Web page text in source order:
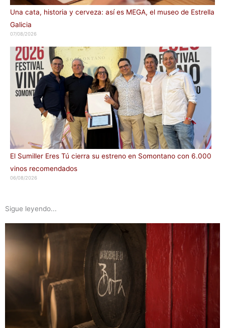
Una cata, historia y cerveza: así es MEGA, el museo de Estrella
Galicia
07/08/2026
El Sumiller Eres Tú cierra su estreno en Somontano con 6.000
vinos recomendados
06/08/2026
Sigue leyendo...